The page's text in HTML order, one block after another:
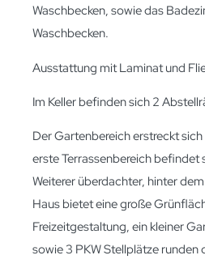
Waschbecken, sowie das
Waschbecken.
Ausstattung mit Laminat und
Im Keller befinden sich 2
Der Gartenbereich erstreckt
erste Terrassenbereich befindet
Weiterer überdachter, hinter
Haus bietet eine große
Freizeitgestaltung, ein kleiner
sowie 3 PKW Stellplätze runden